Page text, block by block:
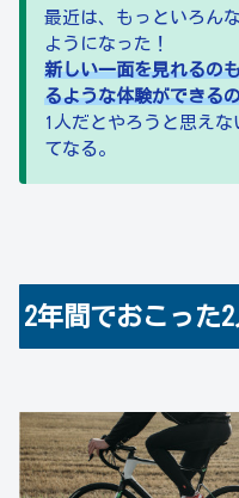
最近は、もっといろん
ようになった！
新しい一面を見れるの
るような体験ができる
1人だとやろうと思え
てなる。
2年間でおこった